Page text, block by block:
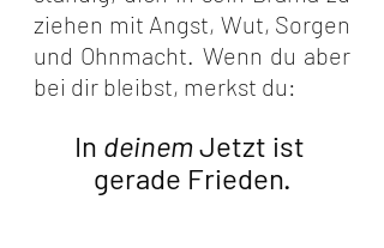
ziehen mit Angst, Wut, Sorgen
und Ohnmacht. Wenn du aber
bei dir bleibst, merkst du:
In deinem Jetzt ist
gerade Frieden.